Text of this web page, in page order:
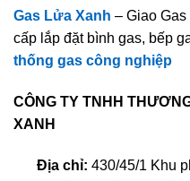
Gas Lửa Xanh – Giao
cấp lắp đặt bình gas, bếp
thống gas công nghiệp
CÔNG TY TNHH
XANH
Địa chỉ: 430/45/1 Khu